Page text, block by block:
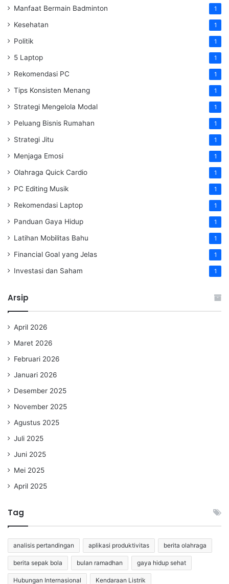
Manfaat Bermain Badminton 1
Kesehatan 1
Politik 1
5 Laptop 1
Rekomendasi PC 1
Tips Konsisten Menang 1
Strategi Mengelola Modal 1
Peluang Bisnis Rumahan 1
Strategi Jitu 1
Menjaga Emosi 1
Olahraga Quick Cardio 1
PC Editing Musik 1
Rekomendasi Laptop 1
Panduan Gaya Hidup 1
Latihan Mobilitas Bahu 1
Financial Goal yang Jelas 1
Investasi dan Saham 1
Arsip
April 2026
Maret 2026
Februari 2026
Januari 2026
Desember 2025
November 2025
Agustus 2025
Juli 2025
Juni 2025
Mei 2025
April 2025
Tag
analisis pertandingan aplikasi produktivitas berita olahraga
berita sepak bola bulan ramadhan gaya hidup sehat
Hubungan Internasional Kendaraan Listrik